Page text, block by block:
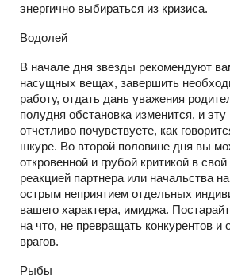
энергично выбираться из кризиса.
Водолей
В начале дня звезды рекомендуют
насущных вещах, завершить
работу, отдать дань уважения
полудня обстановка изменится, и
отчетливо почувствуете, как
шкуре. Во второй половине дня вы
откровенной и грубой критикой в
реакцией партнера или начальства
острым неприятием отдельных
вашего характера, имиджа.
на что, не превращать конкурентов и
врагов.
Рыбы